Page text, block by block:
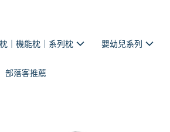
｜機能枕｜系列枕 嬰幼兒系列
部落客推薦